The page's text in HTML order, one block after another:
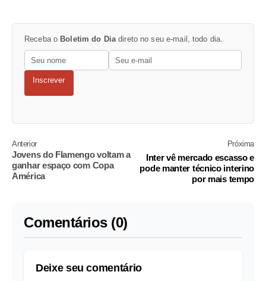
Receba o Boletim do Dia direto no seu e-mail, todo dia.
Inscrever
Anterior
Jovens do Flamengo voltam a
ganhar espaço com Copa
América
Próxima
Inter vê mercado escasso e
pode manter técnico interino
por mais tempo
Comentários (0)
Deixe seu comentário